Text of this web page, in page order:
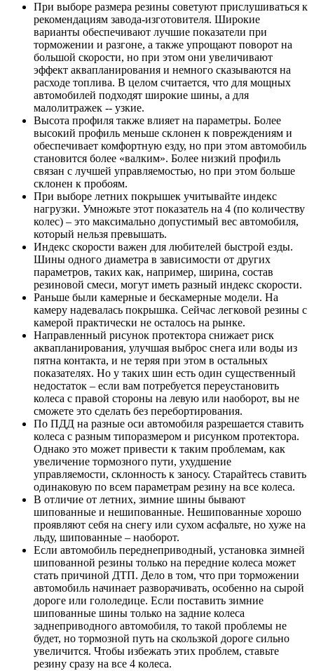
При выборе размера резины советуют прислушиваться к
рекомендациям завода-изготовителя. Широкие
варианты обеспечивают лучшие показатели при
торможении и разгоне, а также упрощают поворот на
большой скорости, но при этом они увеличивают
эффект аквапланирования и немного сказываются на
расходе топлива. В целом считается, что для мощных
автомобилей подходят широкие шины, а для
малолитражек -- узкие.
Высота профиля также влияет на параметры. Более
высокий профиль меньше склонен к повреждениям и
обеспечивает комфортную езду, но при этом автомобиль
становится более «валким». Более низкий профиль
связан с лучшей управляемостью, но при этом больше
склонен к пробоям.
При выборе летних покрышек учитывайте индекс
нагрузки. Умножьте этот показатель на 4 (по количеству
колес) – это максимально допустимый вес автомобиля,
который нельзя превышать.
Индекс скорости важен для любителей быстрой езды.
Шины одного диаметра в зависимости от других
параметров, таких как, например, ширина, состав
резиновой смеси, могут иметь разный индекс скорости.
Раньше были камерные и бескамерные модели. На
камеру надевалась покрышка. Сейчас легковой резины с
камерой практически не осталось на рынке.
Направленный рисунок протектора снижает риск
аквапланирования, улучшая выброс снега или воды из
пятна контакта, и не теряя при этом в остальных
показателях. Но у таких шин есть один существенный
недостаток – если вам потребуется переустановить
колеса с правой стороны на левую или наоборот, вы не
сможете это сделать без перебортирования.
По ПДД на разные оси автомобиля разрешается ставить
колеса с разным типоразмером и рисунком протектора.
Однако это может привести к таким проблемам, как
увеличение тормозного пути, ухудшение
управляемости, склонность к заносу. Старайтесь ставить
одинаковую по всем параметрам резину на все колеса.
В отличие от летних, зимние шины бывают
шипованные и нешипованные. Нешипованные хорошо
проявляют себя на снегу или сухом асфальте, но хуже на
льду, шипованные – наоборот.
Если автомобиль переднеприводный, установка зимней
шипованной резины только на передние колеса может
стать причиной ДТП. Дело в том, что при торможении
автомобиль начинает разворачивать, особенно на сырой
дороге или гололедице. Если поставить зимние
шипованные шины только на задние колеса
заднеприводного автомобиля, то такой проблемы не
будет, но тормозной путь на скользкой дороге сильно
увеличится. Чтобы избежать этих проблем, ставьте
резину сразу на все 4 колеса.